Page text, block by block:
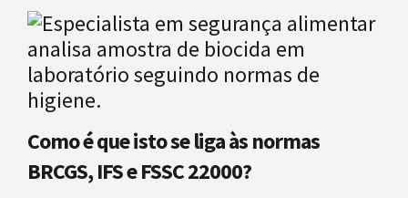
Como é que isto se liga às normas
BRCGS, IFS e FSSC 22000?